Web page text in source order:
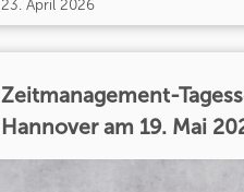
23. April 2026
Zeitmanagement-
Hannover am 19. Mai